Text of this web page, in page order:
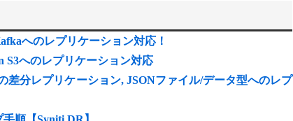
へのレプリケーション対応！
S3へのレプリケーション対応
差分レプリケーション, JSONファイル/データ型へのレプ